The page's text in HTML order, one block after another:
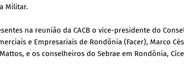
Militar.
na reunião da CACB o vice-presidente do
e Empresariais de Rondônia (Facer), Marco
e os conselheiros do Sebrae em Rondônia,